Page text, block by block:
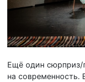
Ещё один сюрприз/
на